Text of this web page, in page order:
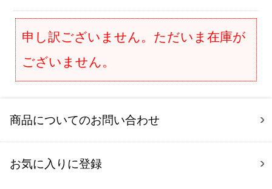
申し訳ございません。ただいま在庫が
ございません。
商品についてのお問い合わせ
お気に入りに登録